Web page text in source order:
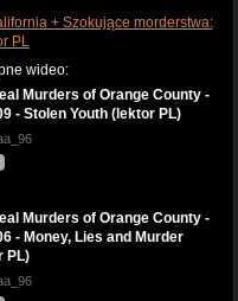
+ Szokujące morderstwa:
PL
wideo:
Murders of Orange County -
- Stolen Youth (lektor PL)
Murders of Orange County -
- Money, Lies and Murder
PL)